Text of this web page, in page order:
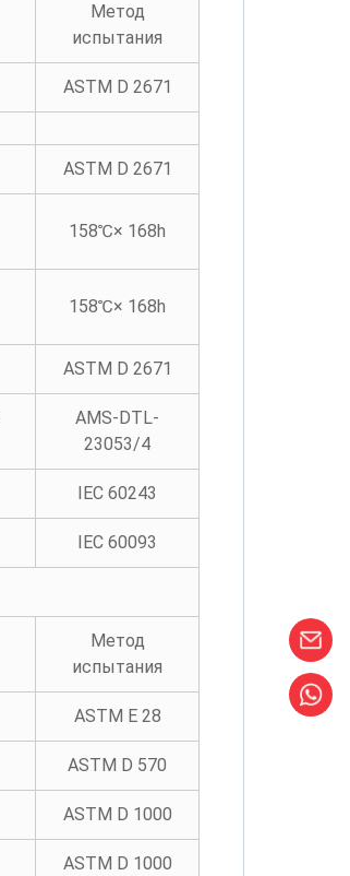
Метод
испытания
ASTM D 2671
ASTM D 2671
158℃× 168h
158℃× 168h
ASTM D 2671
AMS-DTL-
23053/4
IEC 60243
IEC 60093
Метод
испытания
ASTM E 28
ASTM D 570
ASTM D 1000
ASTM D 1000